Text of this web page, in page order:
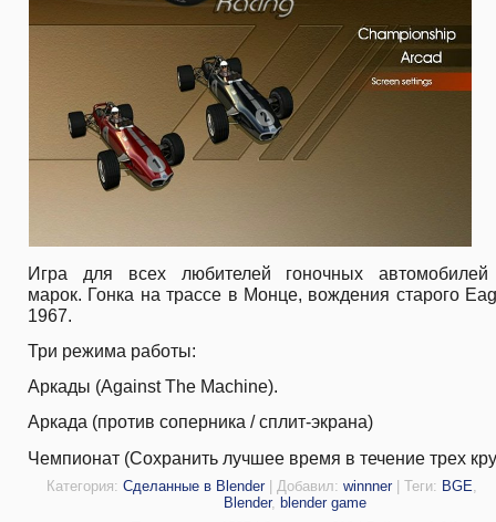
Игра для всех любителей гоночных автомобилей
марок. Гонка на трассе в Монце, вождения старого
1967.
Три режима работы:
Аркады (Against The Machine).
Аркада (против соперника / сплит-экрана)
Чемпионат (Сохранить лучшее время в течение трех
Категория: Сделанные в Blender| Добавил: winnner| Теги: BGE,
Blender, blender game